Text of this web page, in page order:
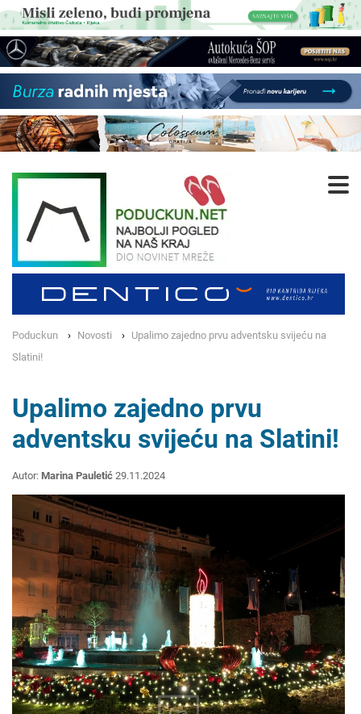
Poduckun Novosti
Upalimo zajedno prvu adventsku svijeću na
Slatini!
Upalimo zajedno prvu
adventsku svijeću na Slatini!
Autor: Marina Pauletić 29.11.2024